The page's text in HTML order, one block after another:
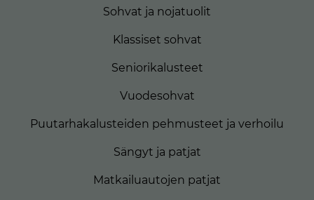
Sohvat ja nojatuolit
Klassiset sohvat
Seniorikalusteet
Vuodesohvat
Puutarhakalusteiden pehmusteet ja verhoilu
Sängyt ja patjat
Matkailuautojen patjat